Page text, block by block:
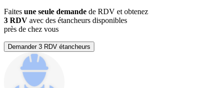
Faites une seule demande de RDV et obtenez
3 RDV avec des étancheurs disponibles
près de chez vous
Demander 3 RDV étancheurs